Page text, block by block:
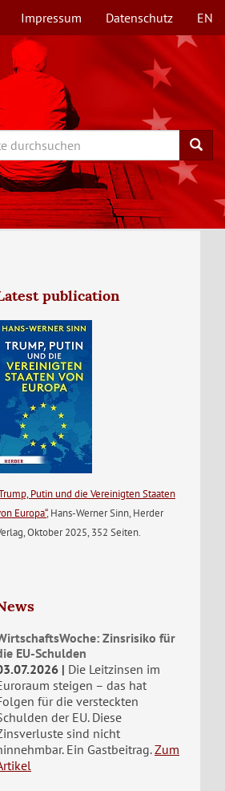
Impressum Datenschutz EN
Search
publication
Putin und die Vereinigten Staaten
Europa“, Hans-Werner Sinn, Herder
Oktober 2025, 352 Seiten.
Zinsrisiko für
EU-Schulden
Die Leitzinsen im
steigen – das hat
für die versteckten
der EU. Diese
sind nicht
Ein Gastbeitrag. Zum